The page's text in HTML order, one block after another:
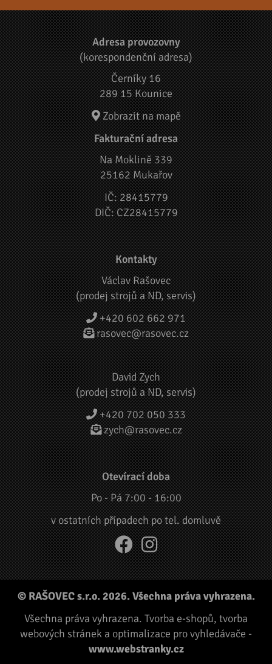
Adresa provozovny
(korespondenční adresa)
Černíky 16
289 15 Kounice
Zobrazit na mapě
Fakturační adresa
Na Moklině 339
25162 Mukařov
IČ: 28415779
DIČ: CZ28415779
Kontakty
Václav Rašovec
(prodej strojů a ND, servis)
+420 602 662 971
rasovec@rasovec.cz
David Zych
(prodej strojů a ND, servis)
+420 702 050 333
zych@rasovec.cz
Otevírací doba
Po - Pá 7:00 - 16:00
v ostatních případech po tel. domluvě
© RAŠOVEC s.r.o. 2026. Všechna práva vyhrazena.
Všechna práva vyhrazena. Tvorba e-shopů, tvorba
webových stránek a optimalizace pro vyhledávače -
www.webstranky.cz